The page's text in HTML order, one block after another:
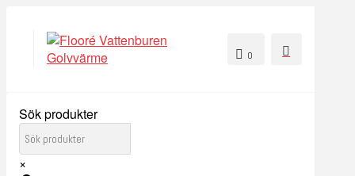
0
Sök produkter
×